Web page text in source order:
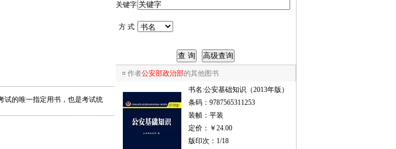
的唯一指定用书，也是考试统
关键字
方 式
作者公安部政治部的其他图书
书名:公安基础知识（2013年版）
条码：9787565311253
装帧：平装
定价：￥24.00
版印次：1/18